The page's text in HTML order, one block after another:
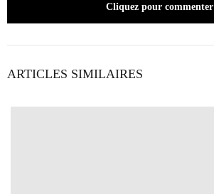
Cliquez pour commenter
ARTICLES SIMILAIRES